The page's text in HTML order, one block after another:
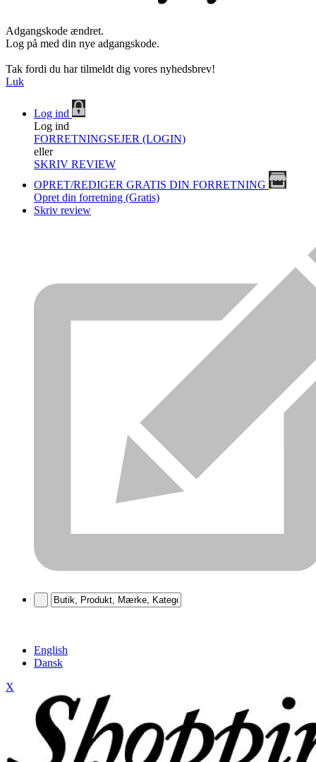
Adgangskode ændret.
Log på med din nye adgangskode.
Tak fordi du har tilmeldt dig vores nyhedsbrev!
Luk
Log ind
Log ind
FORRETNINGSEJER (LOGIN)
eller
SKRIV REVIEW
OPRET/REDIGER GRATIS DIN FORRETNING
Opret din forretning (Gratis)
Skriv review
English
Dansk
X